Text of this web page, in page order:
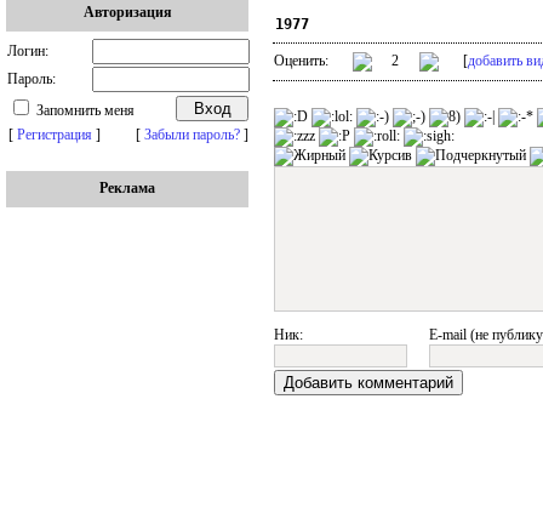
Авторизация
Логин:
Пароль:
Запомнить меня
[ Регистрация ] [ Забыли пароль? ]
Реклама
1977
Оценить: 2 [добавить
Ник: E-mail (не